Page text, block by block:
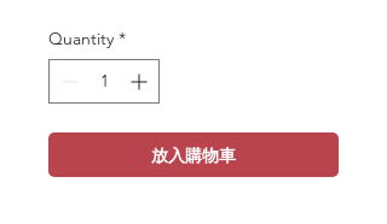
Quantity *
放入購物車